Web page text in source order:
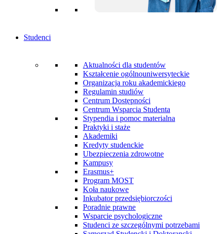
Studenci
Aktualności dla studentów
Kształcenie ogólnouniwersyteckie
Organizacja roku akademickiego
Regulamin studiów
Centrum Dostępności
Centrum Wsparcia Studenta
Stypendia i pomoc materialna
Praktyki i staże
Akademiki
Kredyty studenckie
Ubezpieczenia zdrowotne
Kampusy
Erasmus+
Program MOST
Koła naukowe
Inkubator przedsiębiorczości
Poradnie prawne
Wsparcie psychologiczne
Studenci ze szczególnymi potrzebami